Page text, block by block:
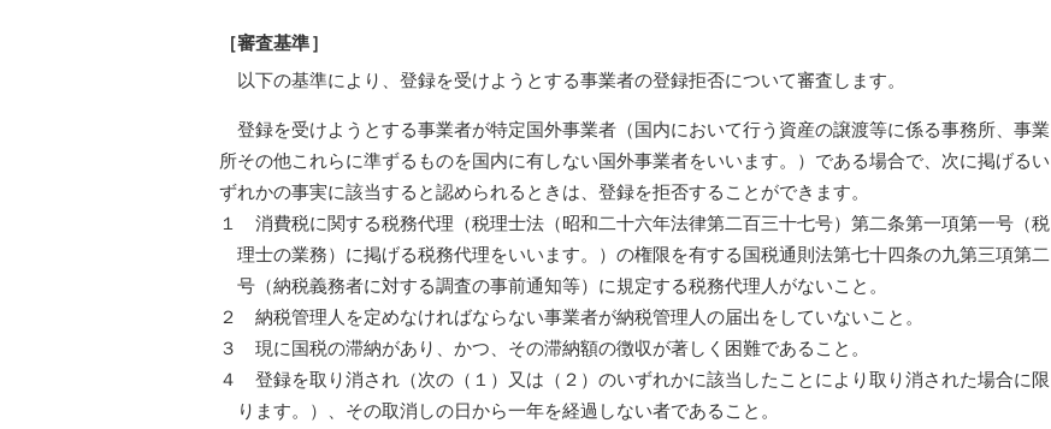
［審査基準］
以下の基準により、登録を受けようとする事業者の登録拒否について審査します。
登録を受けようとする事業者が特定国外事業者（国内において行う資産の譲渡等に係る事務所、事業
所その他これらに準ずるものを国内に有しない国外事業者をいいます。）である場合で、次に掲げるい
ずれかの事実に該当すると認められるときは、登録を拒否することができます。
１ 消費税に関する税務代理（税理士法（昭和二十六年法律第二百三十七号）第二条第一項第一号（税
理士の業務）に掲げる税務代理をいいます。）の権限を有する国税通則法第七十四条の九第三項第二
号（納税義務者に対する調査の事前通知等）に規定する税務代理人がないこと。
２ 納税管理人を定めなければならない事業者が納税管理人の届出をしていないこと。
３ 現に国税の滞納があり、かつ、その滞納額の徴収が著しく困難であること。
４ 登録を取り消され（次の（１）又は（２）のいずれかに該当したことにより取り消された場合に限
ります。）、その取消しの日から一年を経過しない者であること。